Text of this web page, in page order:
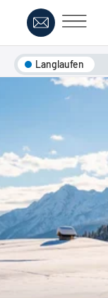
Langlaufen